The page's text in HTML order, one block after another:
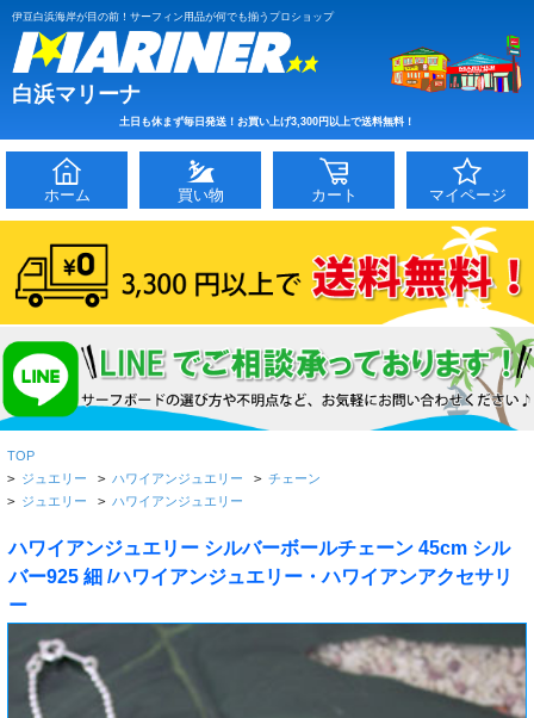
伊豆白浜海岸が目の前！サーフィン用品が何でも揃うプロショップ
白浜マリーナ
土日も休まず毎日発送！お買い上げ3,300円以上で送料無料！
ホーム 買い物 カート マイページ
TOP
> ジュエリー > ハワイアンジュエリー > チェーン
> ジュエリー > ハワイアンジュエリー
ハワイアンジュエリー シルバーボールチェーン 45cm シル
バー925 細 /ハワイアンジュエリー・ハワイアンアクセサリ
ー